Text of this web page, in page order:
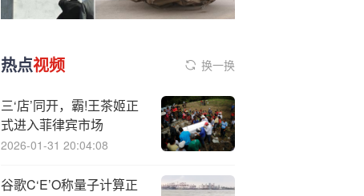
热点视频 换一换
三‘店’同开，霸!王茶姬正
式进入菲律宾市场
2026-01-31 20:04:08
谷歌C‘E’O称量子计算正